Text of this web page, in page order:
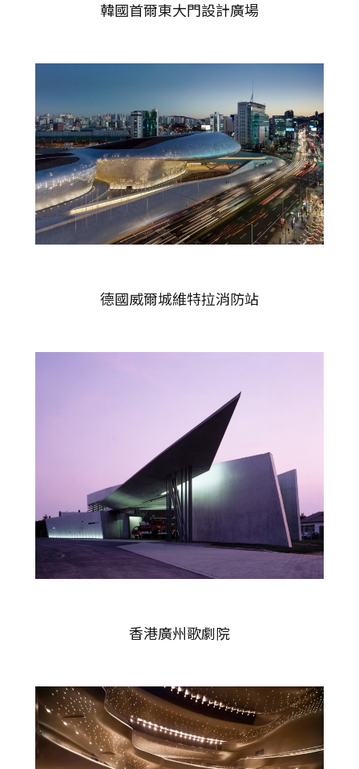
韓國首爾東大門設計廣場
德國威爾城維特拉消防站
香港廣州歌劇院